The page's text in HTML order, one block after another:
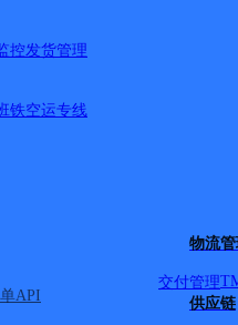
控发货管理
铁空运专线
API
物流
交付管理
供应链